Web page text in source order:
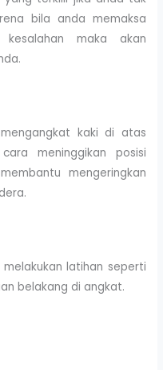
bila anda memaksa
maka akan
kaki di atas
meninggikan posisi
mengeringkan
latihan seperti
belakang di angkat.